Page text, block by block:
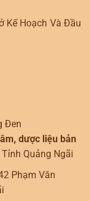
Kế Hoạch Và Đầu
Đen
dược liệu bản
Quảng Ngãi
Phạm Văn